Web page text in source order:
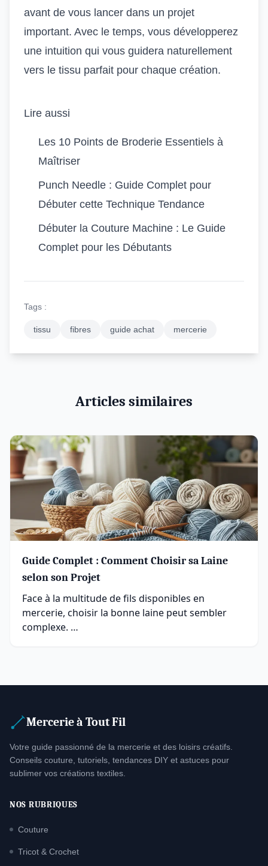
avant de vous lancer dans un projet
important. Avec le temps, vous développerez
une intuition qui vous guidera naturellement
vers le tissu parfait pour chaque création.
Lire aussi
Les 10 Points de Broderie Essentiels à
Maîtriser
Punch Needle : Guide Complet pour
Débuter cette Technique Tendance
Débuter la Couture Machine : Le Guide
Complet pour les Débutants
Tags :
tissu fibres guide achat mercerie
Articles similaires
Guide Complet : Comment Choisir sa Laine
selon son Projet
Face à la multitude de fils disponibles en
mercerie, choisir la bonne laine peut sembler
complexe. …
Mercerie à Tout Fil
Votre guide passionné de la mercerie et des loisirs créatifs.
Conseils couture, tutoriels, tendances DIY et astuces pour
sublimer vos créations textiles.
NOS RUBRIQUES
Couture
Tricot & Crochet